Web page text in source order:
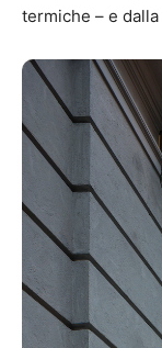
termiche – e dalla